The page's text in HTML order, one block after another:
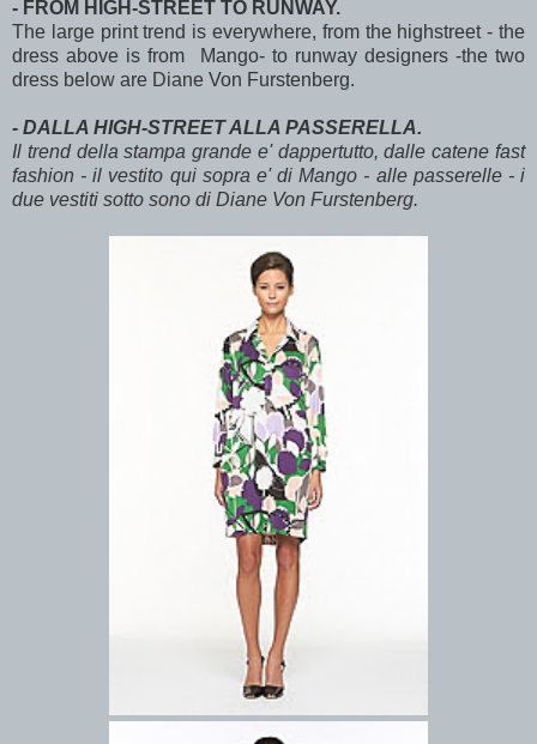
- FROM HIGH-STREET TO RUNWAY.
The large print trend is everywhere, from the highstreet - the
dress above is from Mango- to runway designers -the two
dress below are Diane Von Furstenberg.
- DALLA HIGH-STREET ALLA PASSERELLA.
Il trend della stampa grande e' dappertutto, dalle catene fast
fashion - il vestito qui sopra e' di Mango - alle passerelle - i
due vestiti sotto sono di Diane Von Furstenberg.